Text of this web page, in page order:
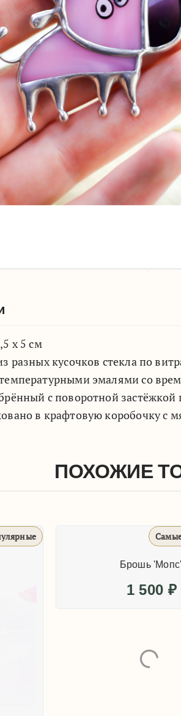
х 5 см
разных кусочков стекла по
эмалями со
с поворотной застёжкой
в крафтовую коробочку с
ПОХОЖИЕ